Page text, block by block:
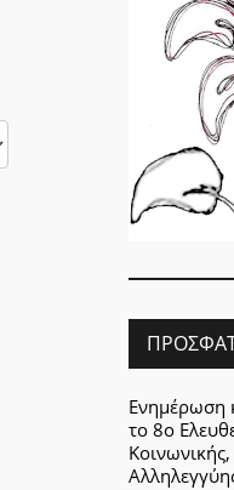
Ενημέρωση
το 8ο
Κοινωνικής,